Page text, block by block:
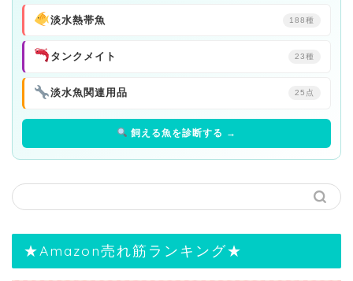
淡水熱帯魚 188種
タンクメイト 23種
淡水魚関連用品 25点
飼える魚を診断する →
★Amazon売れ筋ランキング★